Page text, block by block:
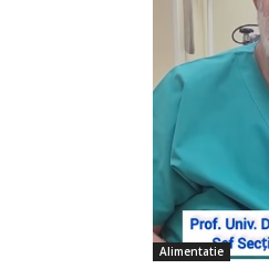
Alimentatie